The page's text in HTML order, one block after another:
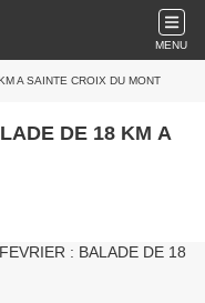
MENU
A SAINTE CROIX DU MONT
DE 18 KM A